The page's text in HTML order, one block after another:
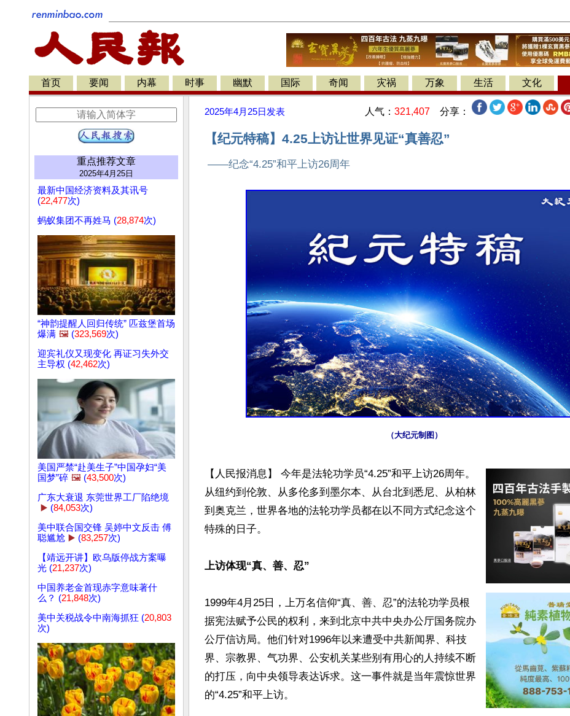
首页 要闻 内幕 时事 幽默 国际 奇闻 灾祸 万象 生活 文化
重点推荐文章
2025年4月25日
最新中国经济资料及其讯号
(22,477次)
蚂蚁集团不再姓马 (28,874次)
“神韵提醒人回归传统” 匹兹堡首场
爆满 🖼️ (323,569次)
迎宾礼仪又现变化 再证习失外交
主导权 (42,462次)
美国严禁“赴美生子”中国孕妇“美
国梦”碎 🖼️ (43,500次)
广东大衰退 东莞世界工厂陷绝境
▶️ (84,053次)
美中联合国交锋 吴婷中文反击 傅
聪尴尬 ▶️ (83,257次)
【靖远开讲】欧乌版停战方案曝
光 (21,237次)
中国养老金首现赤字意味著什
么？ (21,848次)
美中关税战令中南海抓狂 (20,803
次)
2025年4月25日 发表 人气： 321,407 分享：
【纪元特稿】4.25上访让世界见证“真善忍”
——纪念“4.25”和平上访26周年
（大纪元制图）
【人民报消息】 今年是法轮功学员“4.25”和平上访26周年。
从纽约到伦敦、从多伦多到墨尔本、从台北到悉尼、从柏林
到奥克兰，世界各地的法轮功学员都在以不同方式纪念这个
特殊的日子。
上访体现“真、善、忍”
1999年4月25日，上万名信仰“真、善、忍”的法轮功学员根
据宪法赋予公民的权利，来到北京中共中央办公厅国务院办
公厅信访局。他们针对1996年以来遭受中共新闻界、科技
界、宗教界、气功界、公安机关某些别有用心的人持续不断
的打压，向中央领导表达诉求。这一事件就是当年震惊世界
的“4.25”和平上访。